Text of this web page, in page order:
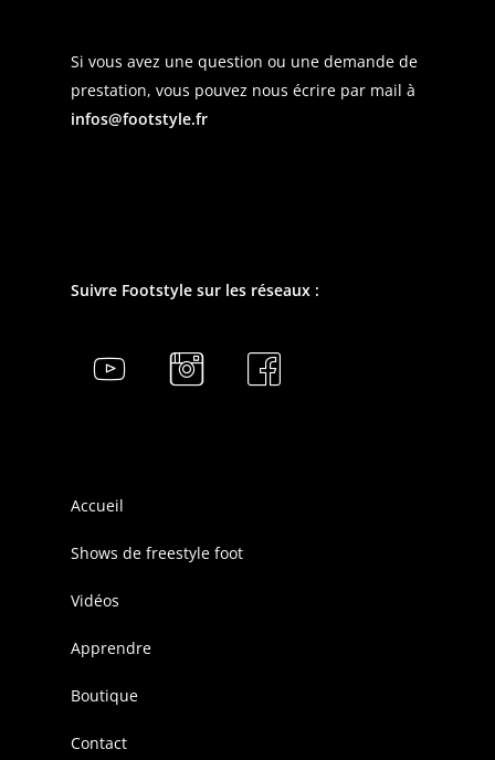
Si vous avez une question ou une demande de
prestation, vous pouvez nous écrire par mail à
infos@footstyle.fr
Suivre Footstyle sur les réseaux :
Accueil
Shows de freestyle foot
Vidéos
Apprendre
Boutique
Contact